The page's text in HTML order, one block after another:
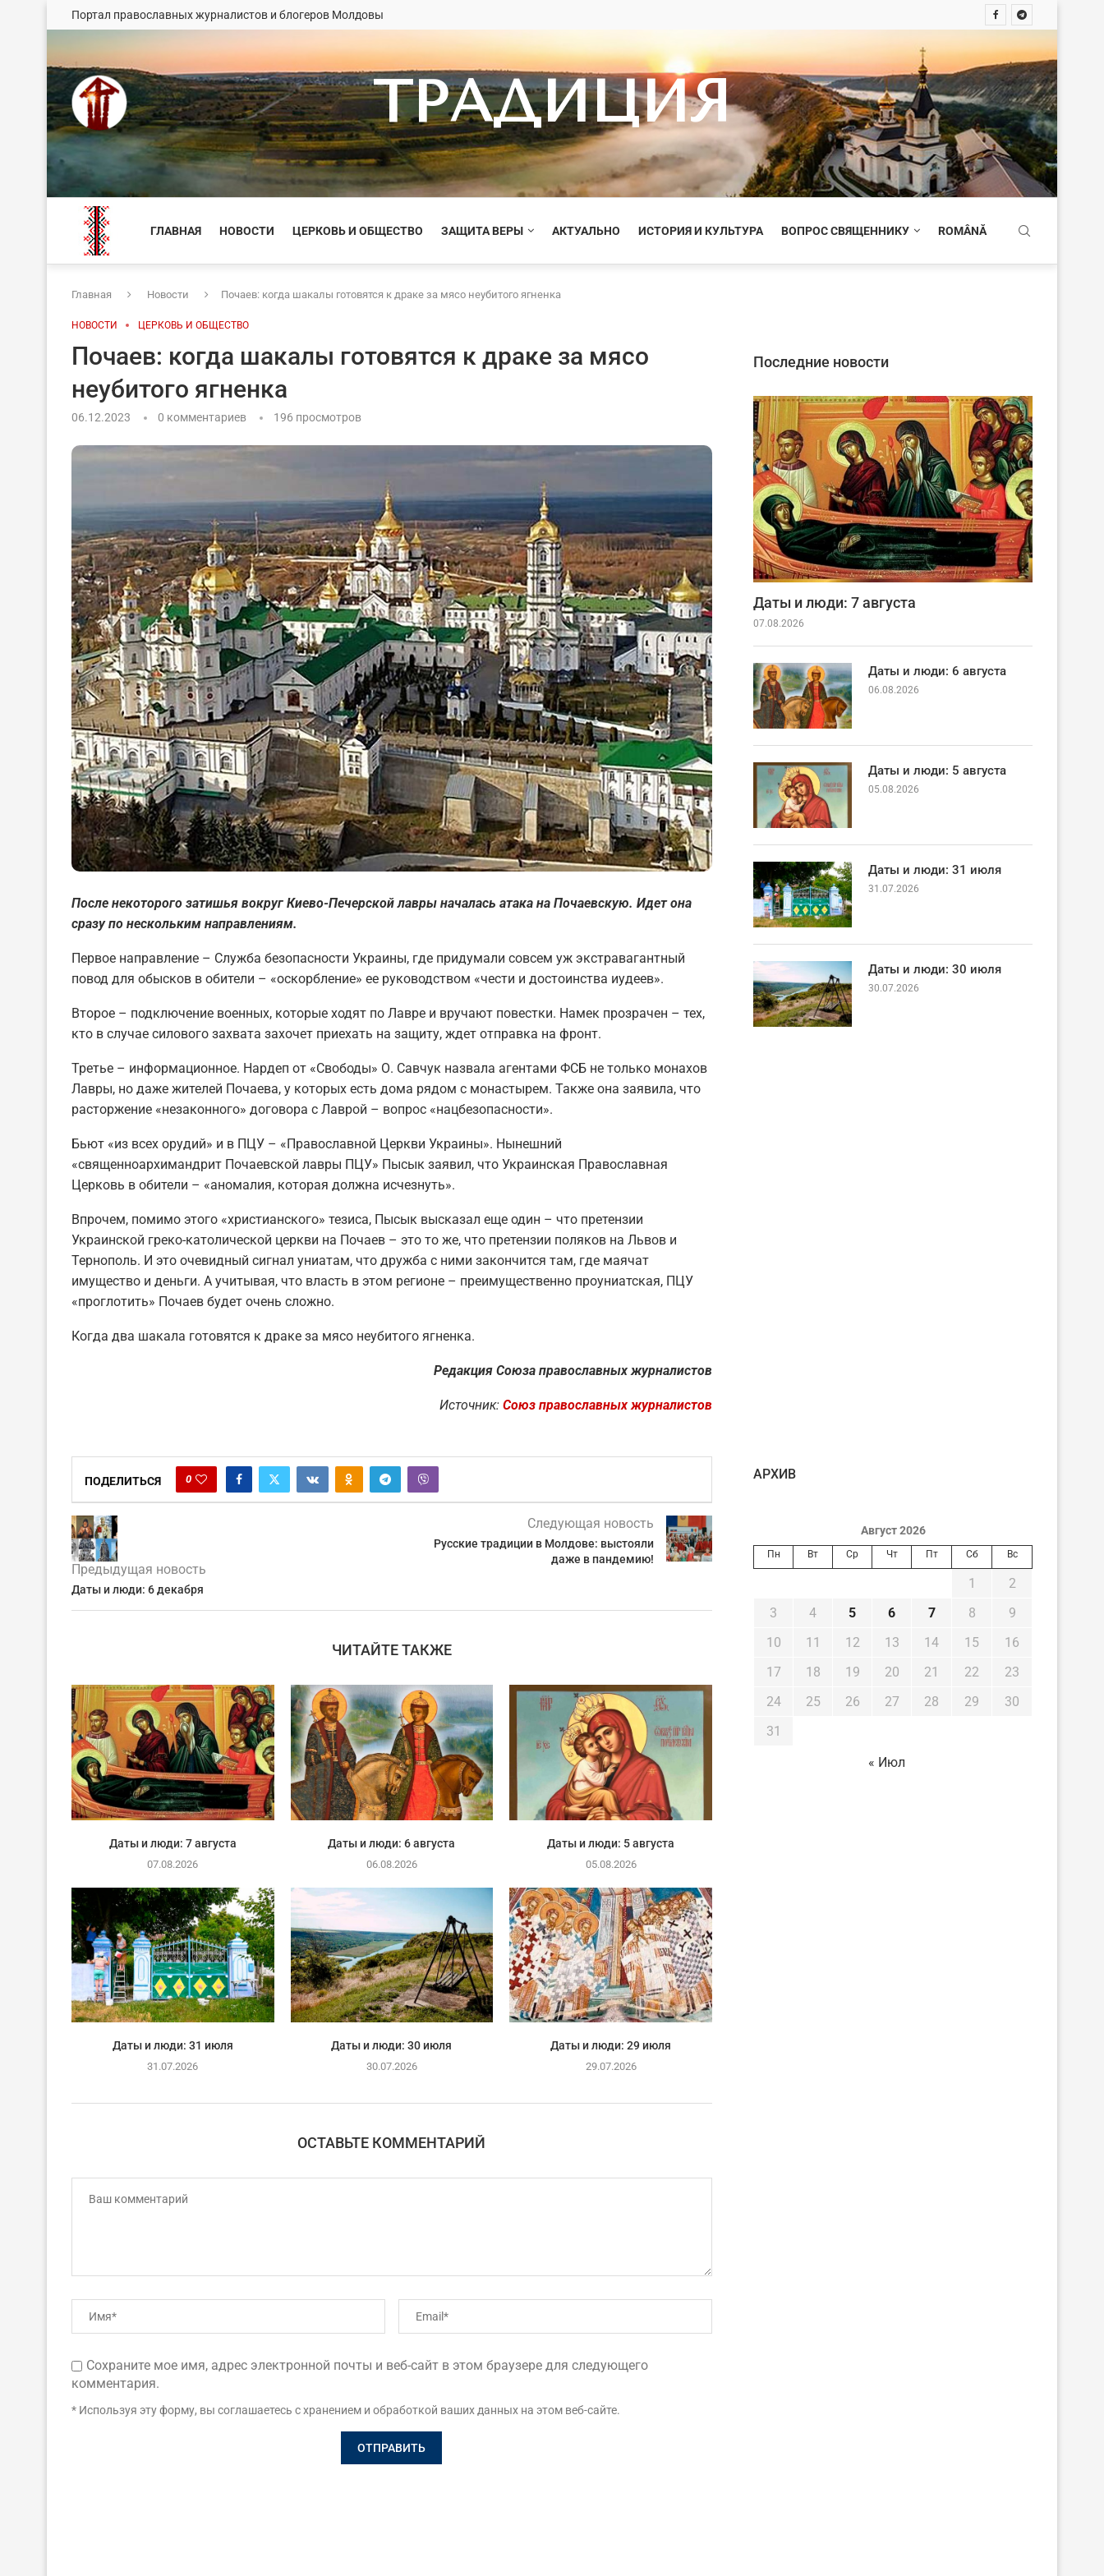
Портал православных журналистов и блогеров Молдовы
ТРАДИЦИЯ
ГЛАВНАЯ НОВОСТИ ЦЕРКОВЬ И ОБЩЕСТВО ЗАЩИТА ВЕРЫ АКТУАЛЬНО ИСТОРИЯ И КУЛЬТУРА ВОПРОС СВЯЩЕННИКУ ROMÂNĂ
Главная Новости Почаев: когда шакалы готовятся к драке за мясо неубитого ягненка
НОВОСТИ ЦЕРКОВЬ И ОБЩЕСТВО
Почаев: когда шакалы готовятся к драке за мясо
неубитого ягненка
06.12.2023 0 комментариев 196 просмотров
После некоторого затишья вокруг Киево-Печерской лавры началась атака на Почаевскую. Идет она
сразу по нескольким направлениям.
Первое направление – Служба безопасности Украины, где придумали совсем уж экстравагантный
повод для обысков в обители – «оскорбление» ее руководством «чести и достоинства иудеев».
Второе – подключение военных, которые ходят по Лавре и вручают повестки. Намек прозрачен – тех,
кто в случае силового захвата захочет приехать на защиту, ждет отправка на фронт.
Третье – информационное. Нардеп от «Свободы» О. Савчук назвала агентами ФСБ не только монахов
Лавры, но даже жителей Почаева, у которых есть дома рядом с монастырем. Также она заявила, что
расторжение «незаконного» договора с Лаврой – вопрос «нацбезопасности».
Бьют «из всех орудий» и в ПЦУ – «Православной Церкви Украины». Нынешний
«священноархимандрит Почаевской лавры ПЦУ» Пысык заявил, что Украинская Православная
Церковь в обители – «аномалия, которая должна исчезнуть».
Впрочем, помимо этого «христианского» тезиса, Пысык высказал еще один – что претензии
Украинской греко-католической церкви на Почаев – это то же, что претензии поляков на Львов и
Тернополь. И это очевидный сигнал униатам, что дружба с ними закончится там, где маячат
имущество и деньги. А учитывая, что власть в этом регионе – преимущественно проуниатская, ПЦУ
«проглотить» Почаев будет очень сложно.
Когда два шакала готовятся к драке за мясо неубитого ягненка.
Редакция Союза православных журналистов
Источник: Союз православных журналистов
ПОДЕЛИТЬСЯ 0
Предыдущая новость
Даты и люди: 6 декабря
Следующая новость
Русские традиции в Молдове: выстояли
даже в пандемию!
ЧИТАЙТЕ ТАКЖЕ
Даты и люди: 7 августа
07.08.2026
Даты и люди: 6 августа
06.08.2026
Даты и люди: 5 августа
05.08.2026
Даты и люди: 31 июля
31.07.2026
Даты и люди: 30 июля
30.07.2026
Даты и люди: 29 июля
29.07.2026
ОСТАВЬТЕ КОММЕНТАРИЙ
Сохраните мое имя, адрес электронной почты и веб-сайт в этом браузере для следующего
комментария.
* Используя эту форму, вы соглашаетесь с хранением и обработкой ваших данных на этом веб-сайте.
Последние новости
Даты и люди: 7 августа
07.08.2026
Даты и люди: 6 августа
06.08.2026
Даты и люди: 5 августа
05.08.2026
Даты и люди: 31 июля
31.07.2026
Даты и люди: 30 июля
30.07.2026
AРХИВ
Август 2026
Пн Вт Ср Чт Пт Сб Вс
1
2
3
4 5 6 7 8
9
10
11 12 13 14 15
16
17
18 19 20 21 22
23
24
25 26 27 28 29
30
31
« Июл